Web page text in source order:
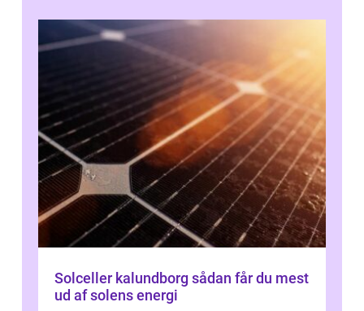
Solceller kalundborg sådan får du mest
ud af solens energi